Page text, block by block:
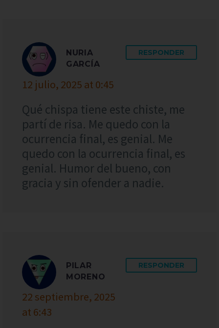
NURIA
GARCÍA
12 julio, 2025 at 0:45
RESPONDER
Qué chispa tiene este chiste, me
partí de risa. Me quedo con la
ocurrencia final, es genial. Me
quedo con la ocurrencia final, es
genial. Humor del bueno, con
gracia y sin ofender a nadie.
PILAR
MORENO
22 septiembre, 2025
at 6:43
RESPONDER